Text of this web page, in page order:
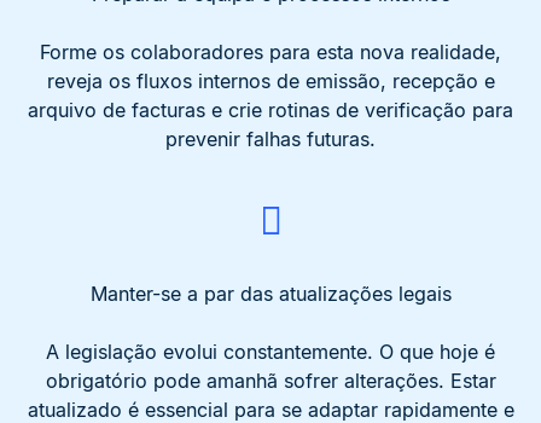
Forme os colaboradores para esta nova realidade,
reveja os fluxos internos de emissão, recepção e
arquivo de facturas e crie rotinas de verificação para
prevenir falhas futuras.
Manter-se a par das atualizações legais
A legislação evolui constantemente. O que hoje é
obrigatório pode amanhã sofrer alterações. Estar
atualizado é essencial para se adaptar rapidamente e